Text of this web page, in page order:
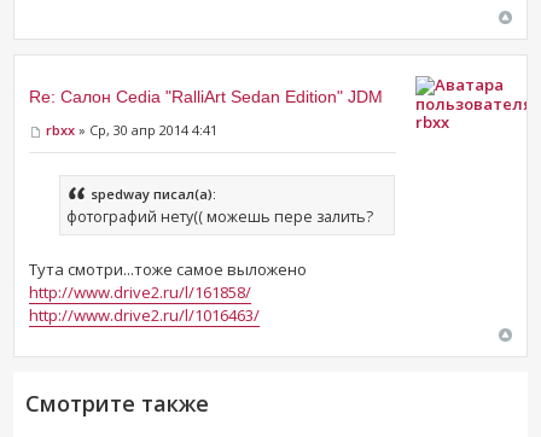
Re: Салон Cedia "RalliArt Sedan Edition" JDM
rbxx » Ср, 30 апр 2014 4:41
spedway писал(а):
фотографий нету(( можешь пере залить?
Тута смотри...тоже самое выложено
http://www.drive2.ru/l/161858/
http://www.drive2.ru/l/1016463/
rbxx
Смотрите также